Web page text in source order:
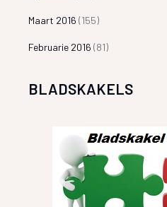
Maart 2016 (155)
Februarie 2016 (81)
BLADSKAKELS